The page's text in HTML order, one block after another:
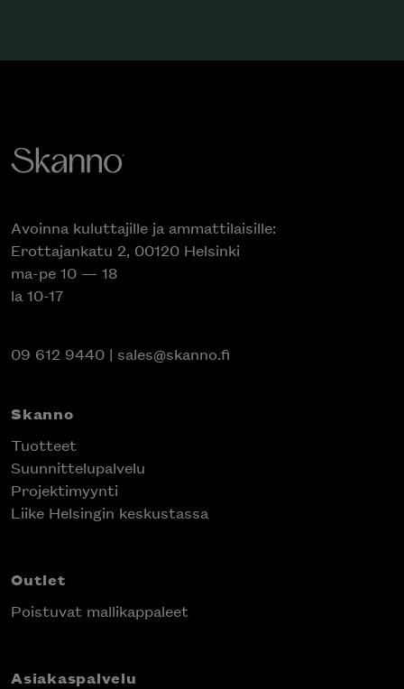
Avoinna kuluttajille ja ammattilaisille:
Erottajankatu 2, 00120 Helsinki
ma-pe 10 — 18
la 10-17
09 612 9440 | sales@skanno.fi
Skanno
Tuotteet
Suunnittelupalvelu
Projektimyynti
Liike Helsingin keskustassa
Outlet
Poistuvat mallikappaleet
Asiakaspalvelu